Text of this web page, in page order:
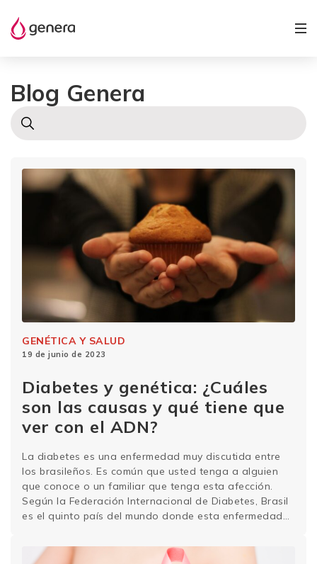
Blog Genera
GENÉTICA Y SALUD
19 de junio de 2023
Diabetes y genética: ¿Cuáles
son las causas y qué tiene que
ver con el ADN?
La diabetes es una enfermedad muy discutida entre
los brasileños. Es común que usted tenga a alguien
que conoce o un familiar que tenga esta afección.
Según la Federación Internacional de Diabetes, Brasil
es el quinto país del mundo donde esta enfermedad
afectadas. La principal asociación …Sigue leyendo